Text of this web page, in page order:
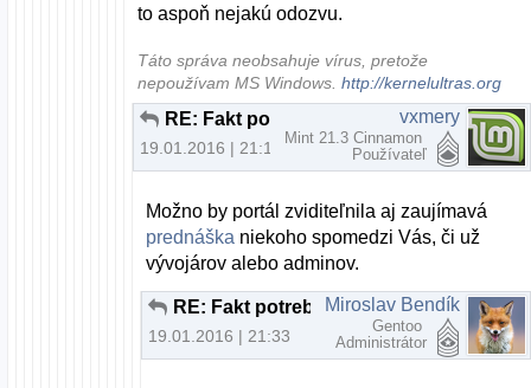
to aspoň nejakú odozvu.
Táto správa neobsahuje vírus, pretože
nepoužívam MS Windows.http://kernelultras.org
19.01.2016 | 21:15
vxmery
Mint 21.3 Cinnamon
Používateľ
Možno by portál zviditeľnila aj zaujímavá
prednáška niekoho spomedzi Vás, či už
vývojárov alebo adminov.
RE: Fakt potrebujem na prehliadanie webu nový počítač?
19.01.2016 | 21:33
Miroslav Bendík
Gentoo
Administrátor